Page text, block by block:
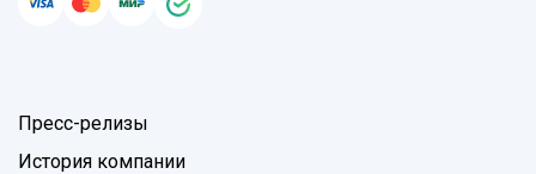
Пресс-релизы
История компании